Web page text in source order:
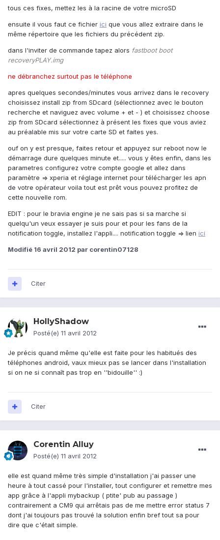
tous ces fixes, mettez les à la racine de votre microSD
ensuite il vous faut ce fichier ici que vous allez extraire dans le
même répertoire que les fichiers du précédent zip.
dans l'inviter de commande tapez alors fastboot boot
recoveryPLAY.img
ne débranchez surtout pas le téléphone
apres quelques secondes/minutes vous arrivez dans le recovery
choisissez install zip from SDcard (sélectionnez avec le bouton
recherche et naviguez avec volume + et - ) et choisissez choose
zip from SDcard sélectionnez à présent les fixes que vous aviez
au préalable mis sur votre carte SD et faites yes.
ouf on y est presque, faites retour et appuyez sur reboot now le
démarrage dure quelques minute et..... vous y êtes enfin, dans les
parametres configurez votre compte google et allez dans
paramètre => xperia et réglage internet pour télécharger les apn
de votre opérateur voila tout est prêt vous pouvez profitez de
cette nouvelle rom.
EDIT : pour le bravia engine je ne sais pas si sa marche si
quelqu'un veux essayer je suis pour et pour les fans de la
notification toggle, installez l'appli.... notification toggle => lien ici
Modifié 16 avril 2012 par corentin07128
Citer
HollyShadow
Posté(e) 11 avril 2012
Je précis quand même qu'elle est faite pour les habitués des
téléphones android, vaux mieux pas se lancer dans l'installation
si on ne si connaît pas trop en ''bidouille'' :)
Citer
Corentin Alluy
Posté(e) 11 avril 2012
elle est quand même très simple d'installation j'ai passer une
heure à tout cassé pour l'installer, tout configurer et remettre mes
app grâce à l'appli mybackup ( ptite' pub au passage )
contrairement a CM9 qui arrêtais pas de me mettre error status 7
dont j'ai toujours pas trouvé la solution enfin bref tout sa pour
dire que c'était simple.